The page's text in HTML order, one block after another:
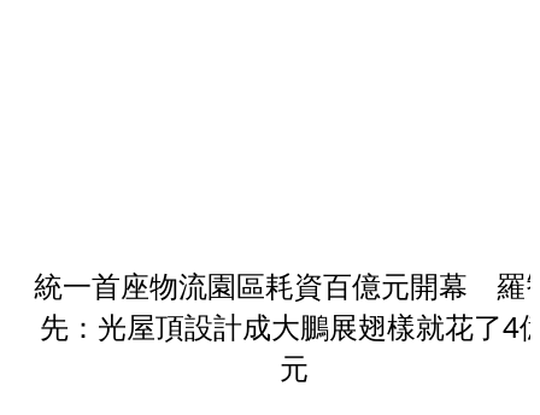
統一首座物流園區耗資百億元開幕 羅
先：光屋頂設計成大鵬展翅樣就花了4
元